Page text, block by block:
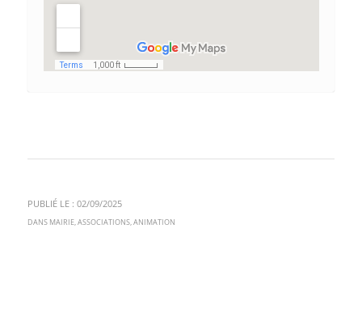
PUBLIÉ LE : 02/09/2025
DANS MAIRIE,ASSOCIATIONS,ANIMATION